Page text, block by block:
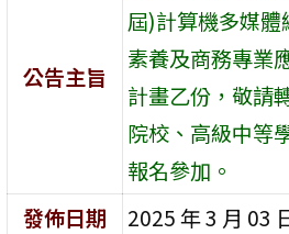
公告主旨
屆)計算機多媒
素養及商務專業
計畫乙份，敬請
院校、高級中等
報名參加。
發佈日期
2025 年 3 月 03